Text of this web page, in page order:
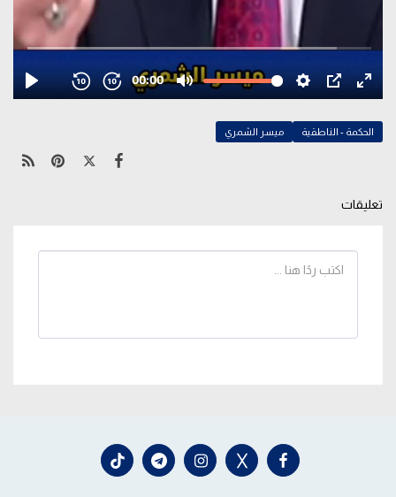
الحكمة - الناطقية ميسر الشمري
تعليقات